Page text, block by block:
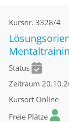
Kursnr. 3328/4
Status
Zeitraum
Kursort Online
Freie Plätze